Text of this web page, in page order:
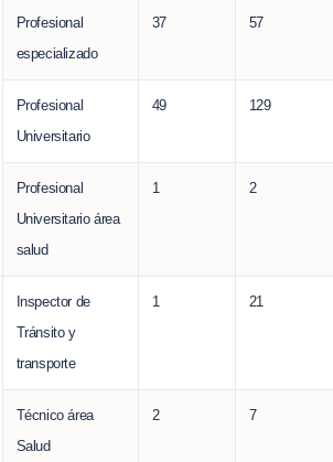
Profesional
especializado
37 57
Profesional
Universitario
49 129
Profesional
Universitario área
salud
1 2
Inspector de
Tránsito y
transporte
1 21
Técnico área
Salud
2 7